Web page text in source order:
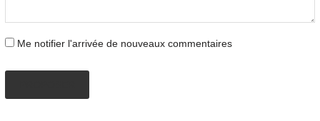
Me notifier l'arrivée de nouveaux commentaires